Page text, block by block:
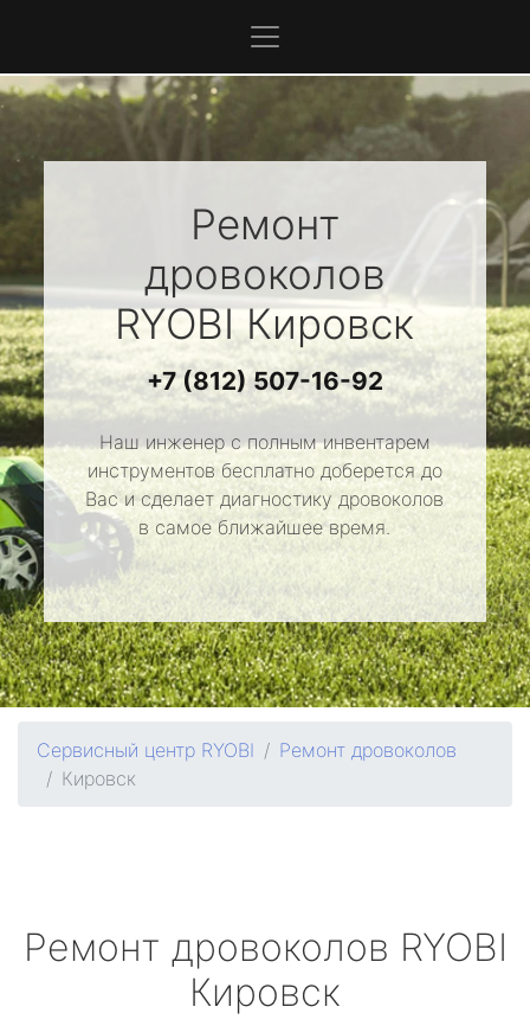
Ремонт
дровоколов
RYOBIКировск
+7 (812) 507-16-92
Наш инженер с полным инвентарем
инструментов бесплатно доберется до
Вас и сделает диагностику дровоколов
в самое ближайшее время.
Сервисный центр RYOBI
Ремонт дровоколов
Кировск
Ремонт дровоколов RYOBI
Кировск